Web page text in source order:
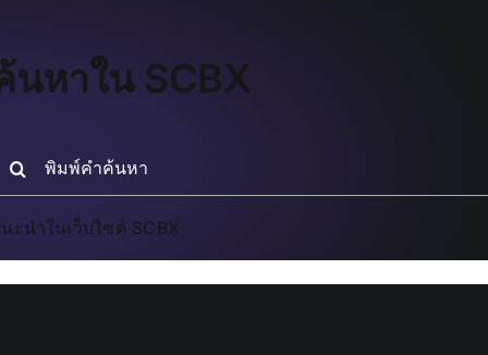
นหาใน SCBX
ะนำในเว็บไซต์ SCBX